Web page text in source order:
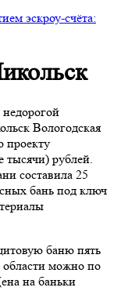
недорогой
Вологодская
проекту
тысячи) рублей.
составила 25
бань под ключ
баню пять
области можно по
на баньки